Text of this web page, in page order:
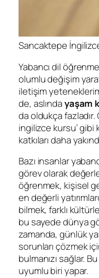
Sancaktepe İngilizce
Yabancı dil
olumlu değişim
iletişim
de, aslındayaşam
da oldukça
ingilizce kursu’
katkıları daha
Bazı insanlar
görev olarak
öğrenmek, kişisel
en değerli
bilmek, farklı
bu sayede dünya
zamanda, günlük
sorunları çözmek
bulmanızı sağlar.
uyumlu biri yapar.